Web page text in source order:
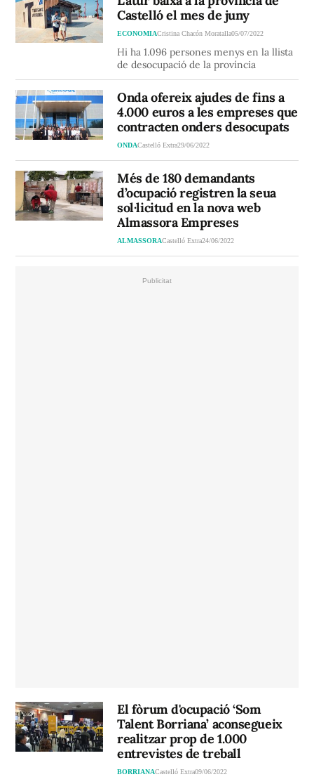
Castelló el mes de juny
ECONOMIACristina Chacón Moratalla05/07/2022
Hi ha 1.096 persones menys en la llista
de desocupació de la província
Onda ofereix ajudes de fins a
4.000 euros a les empreses que
contracten onders desocupats
ONDACastelló Extra29/06/2022
Més de 180 demandants
d’ocupació registren la seua
sol·licitud en la nova web
Almassora Empreses
ALMASSORACastelló Extra24/06/2022
El fòrum d'ocupació ‘Som
Talent Borriana’ aconsegueix
realitzar prop de 1.000
entrevistes de treball
BORRIANACastelló Extra09/06/2022